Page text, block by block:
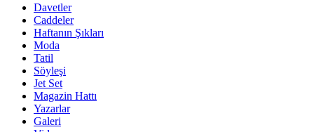
Davetler
Caddeler
Haftanın Şıkları
Moda
Tatil
Söyleşi
Jet Set
Magazin Hattı
Yazarlar
Galeri